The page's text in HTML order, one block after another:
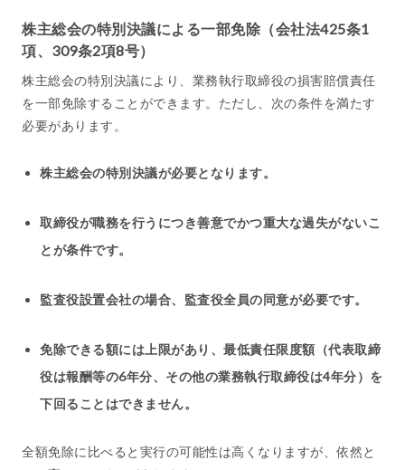
株主総会の特別決議による一部免除（会社法425条1
項、309条2項8号）
株主総会の特別決議により、業務執行取締役の損害賠償責任
を一部免除することができます。ただし、次の条件を満たす
必要があります。
株主総会の特別決議が必要となります。
取締役が職務を行うにつき善意でかつ重大な過失がないこ
とが条件です。
監査役設置会社の場合、監査役全員の同意が必要です。
免除できる額には上限があり、最低責任限度額（代表取締
役は報酬等の6年分、その他の業務執行取締役は4年分）を
下回ることはできません。
全額免除に比べると実行の可能性は高くなりますが、依然と